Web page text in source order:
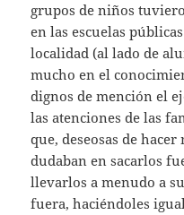
grupos de niños
en las escuelas
localidad (al lado de
mucho en el
dignos de mención el
las atenciones de las
que, deseosas de
dudaban en sacarlos
llevarlos a menudo a
fuera, haciéndoles